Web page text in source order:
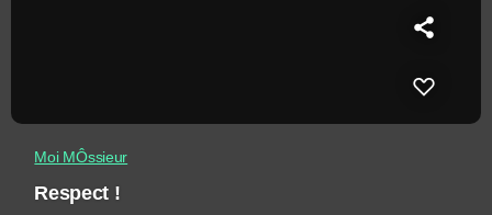
Moi MÔssieur
Respect !